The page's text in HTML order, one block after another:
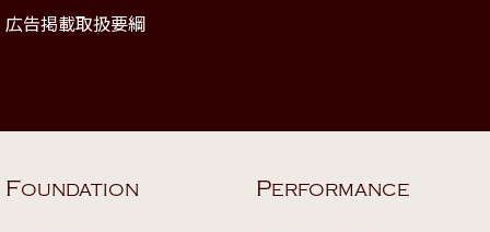
広告掲載取扱要綱
FOUNDATION PERFORMANCE